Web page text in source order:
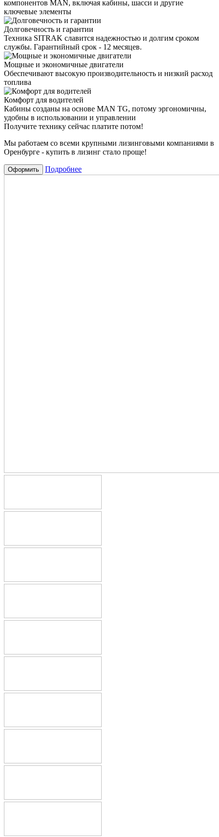
компонентов MAN, включая кабины, шасси и другие
ключевые элементы
Долговечность и гарантии
Техника SITRAK славится надежностью и долгим сроком
службы. Гарантийный срок - 12 месяцев.
Мощные и экономичные двигатели
Обеспечивают высокую производительность и низкий расход
топлива
Комфорт для водителей
Кабины созданы на основе MAN TG, потому эргономичны,
удобны в использовании и управлении
Получите технику сейчас платите потом!
Мы работаем со всеми крупными лизинговыми компаниями в
Оренбурге - купить в лизинг стало проще!
Оформить Подробнее